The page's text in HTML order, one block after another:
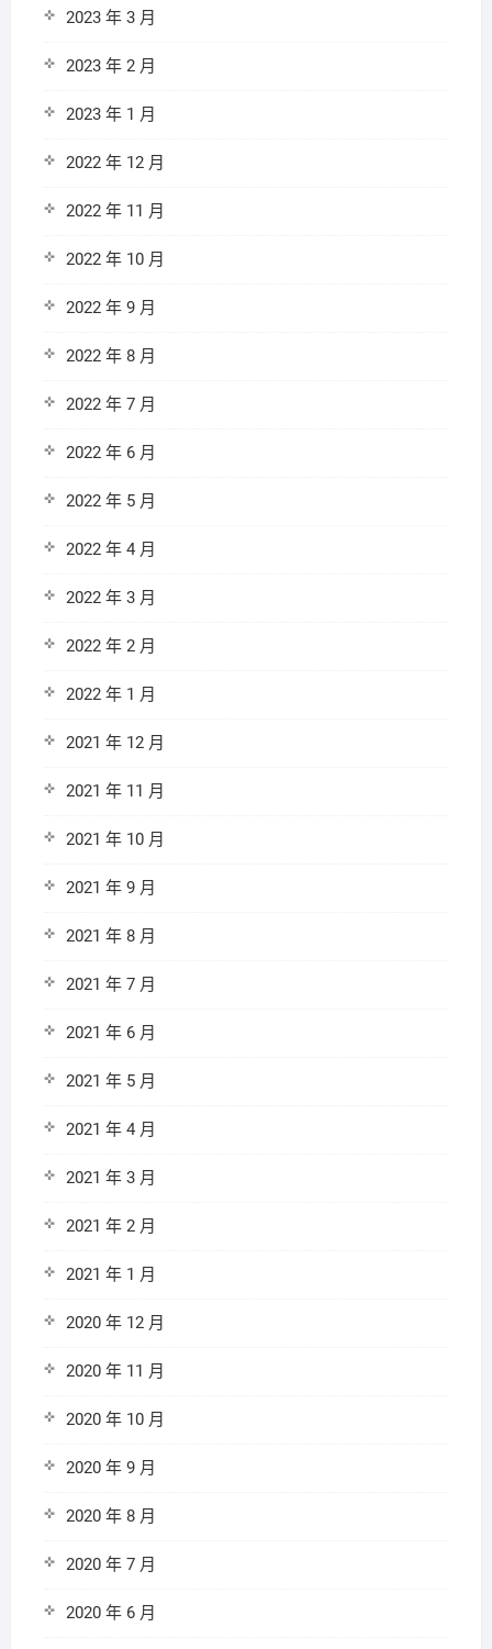
2023 年 3 月
2023 年 2 月
2023 年 1 月
2022 年 12 月
2022 年 11 月
2022 年 10 月
2022 年 9 月
2022 年 8 月
2022 年 7 月
2022 年 6 月
2022 年 5 月
2022 年 4 月
2022 年 3 月
2022 年 2 月
2022 年 1 月
2021 年 12 月
2021 年 11 月
2021 年 10 月
2021 年 9 月
2021 年 8 月
2021 年 7 月
2021 年 6 月
2021 年 5 月
2021 年 4 月
2021 年 3 月
2021 年 2 月
2021 年 1 月
2020 年 12 月
2020 年 11 月
2020 年 10 月
2020 年 9 月
2020 年 8 月
2020 年 7 月
2020 年 6 月